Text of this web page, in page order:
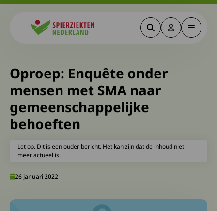
ZoekenDeze link
Menu
Oproep: Enquête onder
mensen met SMA naar
gemeenschappelijke
behoeften
Let op. Dit is een ouder bericht. Het kan zijn dat de inhoud niet
meer actueel is.
26 januari 2022